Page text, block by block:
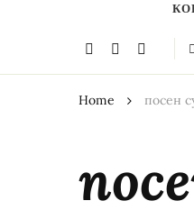
Home посен